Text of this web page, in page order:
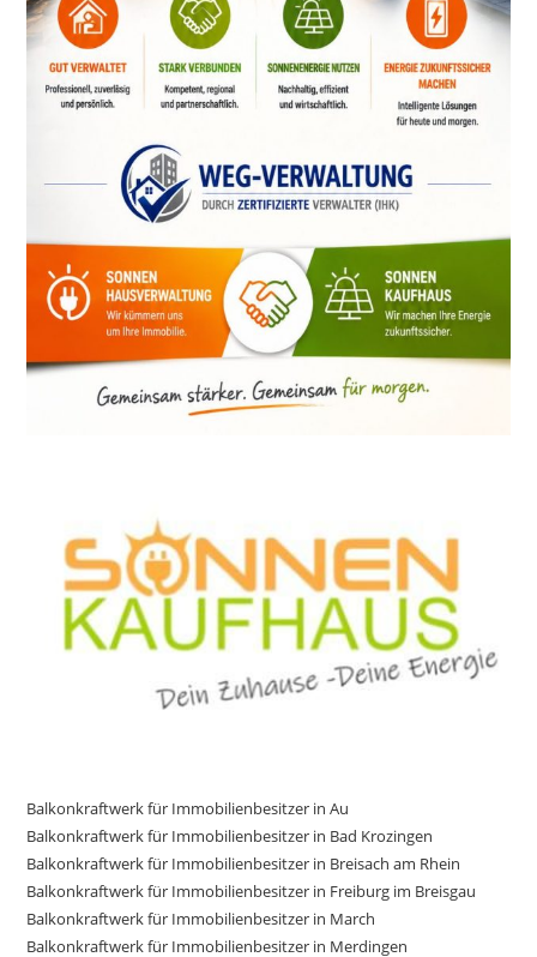
Balkonkraftwerk für Immobilienbesitzer in Au
Balkonkraftwerk für Immobilienbesitzer in Bad Krozingen
Balkonkraftwerk für Immobilienbesitzer in Breisach am Rhein
Balkonkraftwerk für Immobilienbesitzer in Freiburg im Breisgau
Balkonkraftwerk für Immobilienbesitzer in March
Balkonkraftwerk für Immobilienbesitzer in Merdingen